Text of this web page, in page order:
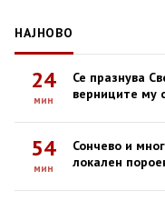
НАЈНОВО
24
мин
Се празнува
верниците му
54
мин
Сончево и
локален